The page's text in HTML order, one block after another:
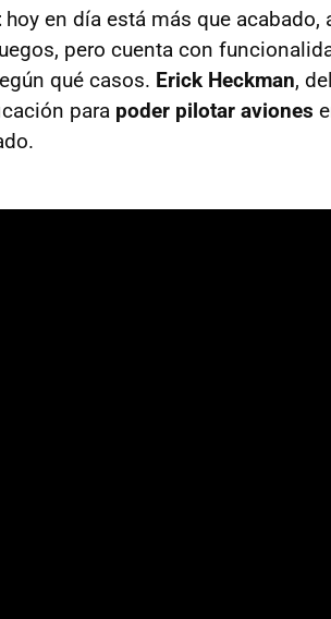
hoy en día está más que
pero cuenta con
qué casos. Erick Heckman,
para poder pilotar aviones